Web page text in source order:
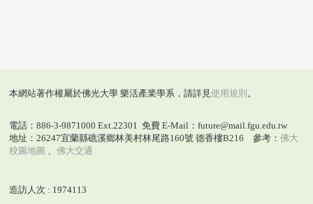
本網站著作權屬於佛光大學 樂活產業學系，請詳見使用規則 。
電話：886-3-9871000 Ext.22301 免費 E-Mail：future@mail.fgu.edu.tw
地址：26247宜蘭縣礁溪鄉林美村林尾路160號 德香樓B216 參考： 佛大
校圖地圖 、 佛大交通
造訪人次 : 1974113